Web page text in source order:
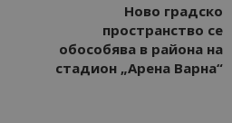
Ново градско
пространство се
обособява в района на
стадион „Арена Варна“